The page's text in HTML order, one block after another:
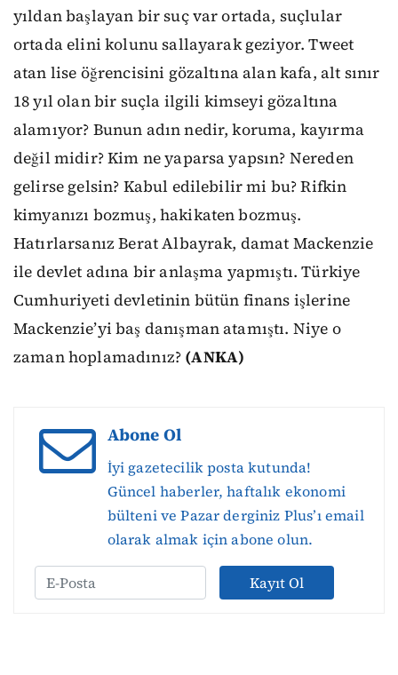
yıldan başlayan bir suç var ortada, suçlular
ortada elini kolunu sallayarak geziyor. Tweet
atan lise öğrencisini gözaltına alan kafa, alt sınır
18 yıl olan bir suçla ilgili kimseyi gözaltına
alamıyor? Bunun adın nedir, koruma, kayırma
değil midir? Kim ne yaparsa yapsın? Nereden
gelirse gelsin? Kabul edilebilir mi bu? Rifkin
kimyanızı bozmuş, hakikaten bozmuş.
Hatırlarsanız Berat Albayrak, damat Mackenzie
ile devlet adına bir anlaşma yapmıştı. Türkiye
Cumhuriyeti devletinin bütün finans işlerine
Mackenzie’yi baş danışman atamıştı. Niye o
zaman hoplamadınız? (ANKA)
Abone Ol
İyi gazetecilik posta kutunda!
Güncel haberler, haftalık ekonomi
bülteni ve Pazar derginiz Plus’ı email
olarak almak için abone olun.
Kayıt Ol